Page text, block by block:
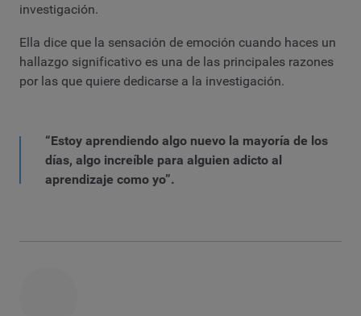
investigación.
Ella dice que la sensación de emoción cuando haces un
hallazgo significativo es una de las principales razones
por las que quiere dedicarse a la investigación.
“Estoy aprendiendo algo nuevo la mayoría de los
días, algo increíble para alguien adicto al
aprendizaje como yo”.